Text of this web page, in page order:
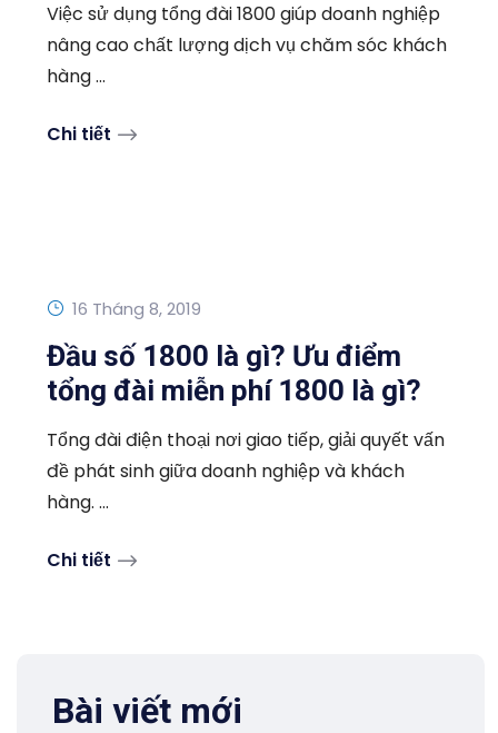
Việc sử dụng tổng đài 1800 giúp doanh nghiệp
nâng cao chất lượng dịch vụ chăm sóc khách
hàng ...
Chi tiết
16 Tháng 8, 2019
Đầu số 1800 là gì? Ưu điểm
tổng đài miễn phí 1800 là gì?
Tổng đài điện thoại nơi giao tiếp, giải quyết vấn
đề phát sinh giữa doanh nghiệp và khách
hàng. ...
Chi tiết
Bài viết mới